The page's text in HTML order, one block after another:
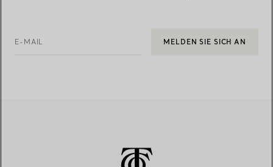
E-MAIL MELDEN SIE SICH AN